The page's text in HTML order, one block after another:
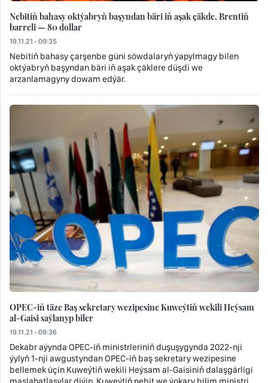
Nebitiň bahasy oktýabryň başyndan bäri iň aşak çäkde, Brentiň
barreli — 80 dollar
19.11.21 - 09:35
Nebitiň bahasy çarşenbe güni söwdalaryň ýapylmagy bilen
oktýabryň başyndan bäri iň aşak çäklere düşdi we
arzanlamagyny dowam edýär.
OPEC-iň täze Baş sekretary wezipesine Kuweýtiň wekili Heýsam
al-Gaisi saýlanyp biler
19.11.21 - 09:36
Dekabr aýynda OPEC-iň ministrleriniň duşuşygynda 2022-nji
ýylyň 1-nji awgustyndan OPEC-iň baş sekretary wezipesine
bellemek üçin Kuweýtiň wekili Heýsam al-Gaisiniň dalaşgärligi